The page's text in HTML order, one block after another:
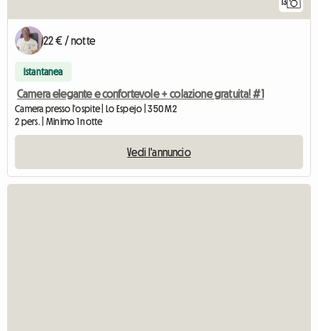
13
22 € / notte
Istantanea
Camera elegante e confortevole + colazione gratuita! #1
Camera presso l'ospite | Lo Espejo | 350 M2
2 pers. | Minimo 1 notte
Vedi l'annuncio